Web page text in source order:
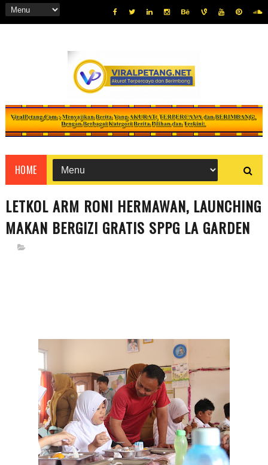
HOME
LETKOL ARM RONI HERMAWAN, LAUNCHING
MAKAN BERGIZI GRATIS SPPG LA GARDEN